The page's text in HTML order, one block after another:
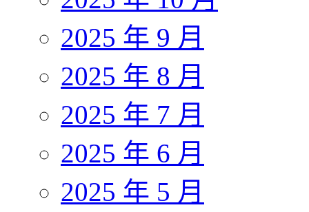
2025 年 9 月
2025 年 8 月
2025 年 7 月
2025 年 6 月
2025 年 5 月